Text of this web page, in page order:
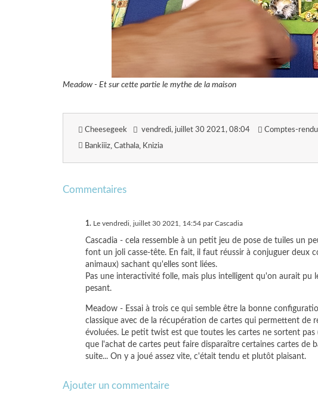
Meadow - Et sur cette partie le mythe de la maison
Cheesegeek vendredi, juillet 30 2021, 08:04 Comptes-
Bankiiiz Cathala Knizia
Commentaires
1. Le vendredi, juillet 30 2021, 14:54 par Cascadia
Cascadia - cela ressemble à un petit jeu de pose de tuiles un
font un joli casse-tête. En fait, il faut réussir à conjuguer deux
animaux) sachant qu'elles sont liées.
Pas une interactivité folle, mais plus intelligent qu'on aurait pu
pesant.
Meadow - Essai à trois ce qui semble être la bonne
classique avec de la récupération de cartes qui permettent de
évoluées. Le petit twist est que toutes les cartes ne sortent
que l'achat de cartes peut faire disparaître certaines cartes de
suite... On y a joué assez vite, c'était tendu et plutôt plaisant.
Ajouter un commentaire